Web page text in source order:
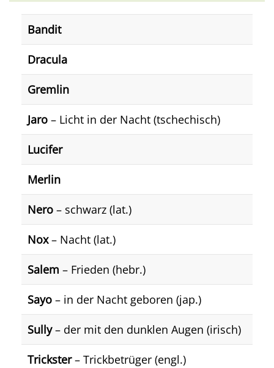
Bandit
Dracula
Gremlin
Jaro – Licht in der Nacht (tschechisch)
Lucifer
Merlin
Nero – schwarz (lat.)
Nox– Nacht (lat.)
Salem – Frieden (hebr.)
Sayo – in der Nacht geboren (jap.)
Sully– der mit den dunklen Augen (irisch)
Trickster– Trickbetrüger (engl.)